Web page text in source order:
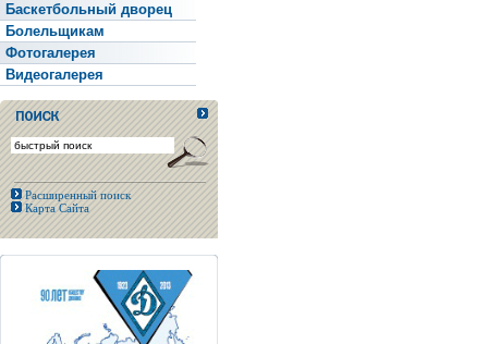
Баскетбольный дворец
Болельщикам
Фотогалерея
Видеогалерея
Расширенный поиск
Карта Сайта